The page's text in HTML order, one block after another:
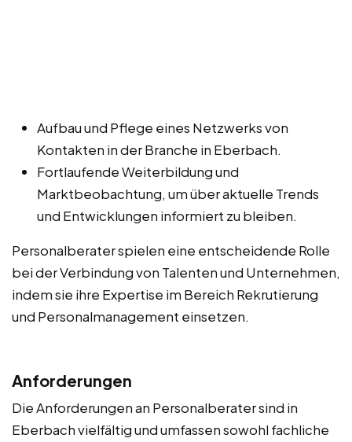
Aufbau und Pflege eines Netzwerks von
Kontakten in der Branche in Eberbach.
Fortlaufende Weiterbildung und
Marktbeobachtung, um über aktuelle Trends
und Entwicklungen informiert zu bleiben.
Personalberater spielen eine entscheidende Rolle
bei der Verbindung von Talenten und Unternehmen,
indem sie ihre Expertise im Bereich Rekrutierung
und Personalmanagement einsetzen.
Anforderungen
Die Anforderungen an Personalberater sind in
Eberbach vielfältig und umfassen sowohl fachliche